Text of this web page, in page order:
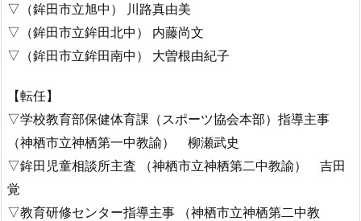
▽（鉾田市立旭中） 川路真由美
▽（鉾田市立鉾田北中） 内藤尚文
▽（鉾田市立鉾田南中） 大曽根由紀子
【転任】
▽学校教育部保健体育課（スポーツ協会本部）指導主事
（神栖市立神栖第一中教諭） 柳瀬武史
▽鉾田児童相談所主査 （神栖市立神栖第二中教諭） 吉田
覚
▽教育研修センター指導主事 （神栖市立神栖第二中教